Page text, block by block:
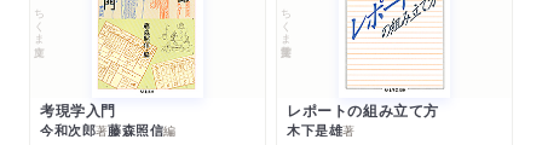
ちくま文庫
考現学入門
今和次郎著藤森照信編
ちくま学芸文庫
レポートの組み立て方
木下是雄著